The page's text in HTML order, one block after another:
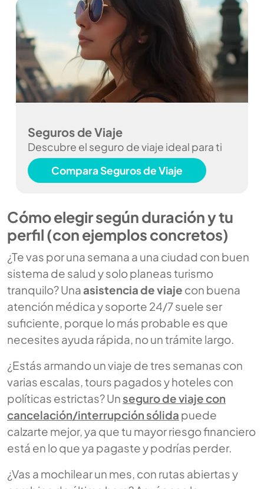
Seguros de Viaje
Descubre el seguro de viaje ideal para ti
Compara Seguros de Viaje
Cómo elegir según duración y tu
perfil (con ejemplos concretos)
¿Te vas por una semana a una ciudad con buen
sistema de salud y solo planeas turismo
tranquilo? Unaasistencia de viaje con buena
atención médica y soporte 24/7 suele ser
suficiente, porque lo más probable es que
necesites ayuda rápida, no un trámite largo.
¿Estás armando un viaje de tres semanas con
varias escalas, tours pagados y hoteles con
políticas estrictas? Unseguro de viaje con
cancelación/interrupción sólida puede
calzarte mejor, ya que tu mayor riesgo financiero
está en lo que ya pagaste y podrías perder.
¿Vas a mochilear un mes, con rutas abiertas y